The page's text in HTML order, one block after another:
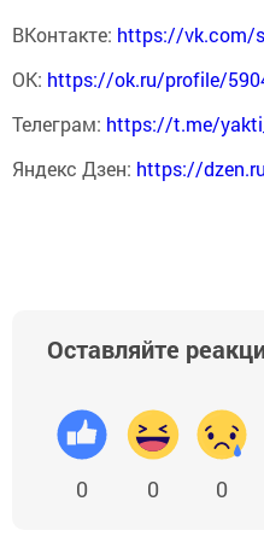
ВКонтакте: https://vk.com/
ОК: https://ok.ru/profile/
Телеграм: https://t.me/
Яндекс Дзен: https://
Оставляйте
0 0 0